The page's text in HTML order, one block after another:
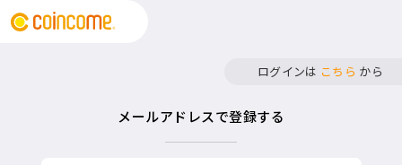
ログインは こちら から
メールアドレスで登録する